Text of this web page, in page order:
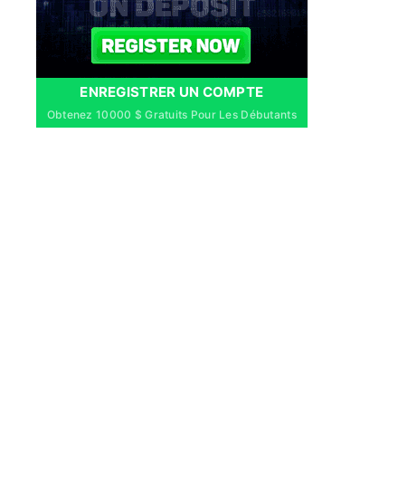
ENREGISTRER UN COMPTE
Obtenez 10000 $ Gratuits Pour Les Débutants